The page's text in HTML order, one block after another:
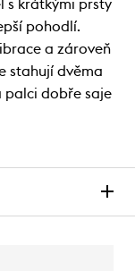
s krátkými prsty
pohodlí.
a zároveň
stahují dvěma
palci dobře saje